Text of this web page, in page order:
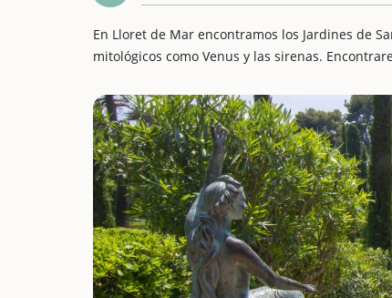
En Lloret de Mar encontramos los Jardines de
mitológicos como Venus y las sirenas.